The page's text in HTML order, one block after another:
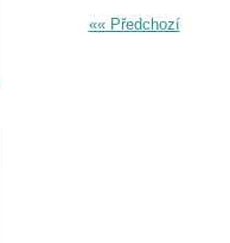
«« Předchozí